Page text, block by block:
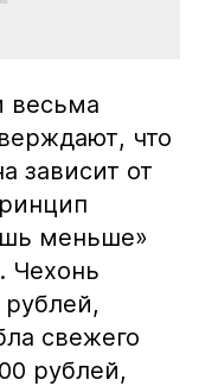
весьма
что
зависит от
меньше»
Чехонь
рублей,
свежего
рублей,